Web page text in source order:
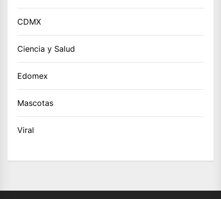
CDMX
Ciencia y Salud
Edomex
Mascotas
Viral